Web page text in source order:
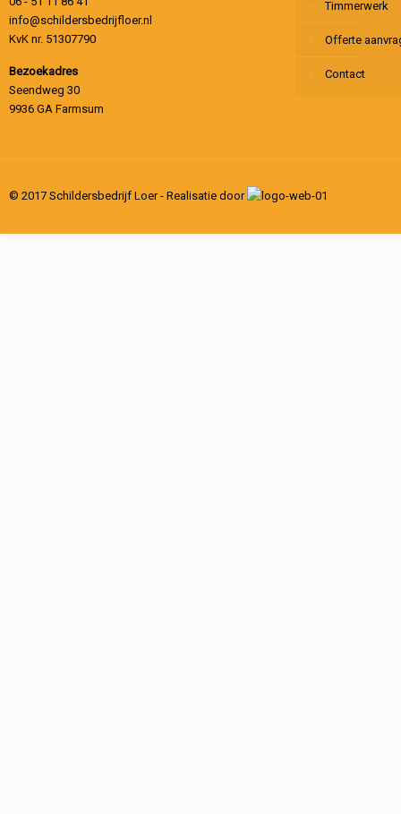
info@schildersbedrijfloer.nl
KvK nr. 51307790
Bezoekadres
Seendweg 30
9936 GA Farmsum
Timmerwerk
Offerte
Contact
© 2017 Schildersbedrijf Loer - Realisatie door